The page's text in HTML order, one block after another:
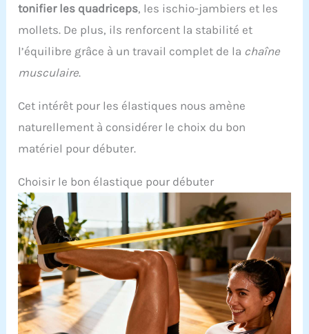
tonifier les quadriceps, les ischio-jambiers et les
mollets. De plus, ils renforcent la stabilité et
l’équilibre grâce à un travail complet de la chaîne
musculaire.
Cet intérêt pour les élastiques nous amène
naturellement à considérer le choix du bon
matériel pour débuter.
Choisir le bon élastique pour débuter